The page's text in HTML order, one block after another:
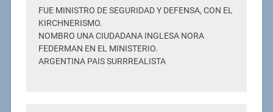
FUE MINISTRO DE SEGURIDAD Y DEFENSA, CON EL
KIRCHNERISMO.
NOMBRO UNA CIUDADANA INGLESA NORA
FEDERMAN EN EL MINISTERIO.
ARGENTINA PAIS SURRREALISTA